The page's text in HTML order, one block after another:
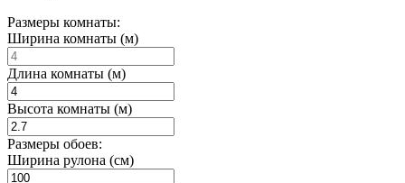
Размеры комнаты:
Ширина комнаты (м)
Длина комнаты (м)
Высота комнаты (м)
Размеры обоев:
Ширина рулона (см)